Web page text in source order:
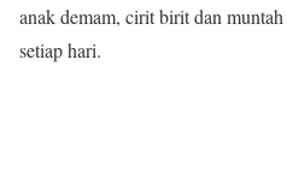
anak demam, cirit birit dan
setiap hari.